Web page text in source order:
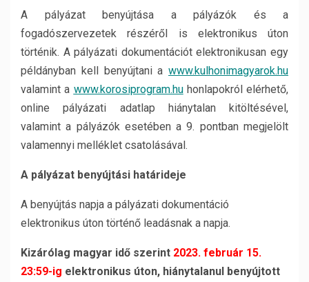
A pályázat benyújtása a pályázók és a
fogadószervezetek részéről is elektronikus úton
történik. A pályázati dokumentációt elektronikusan egy
példányban kell benyújtani a www.kulhonimagyarok.hu
valamint a www.korosiprogram.huhonlapokról elérhető,
online pályázati adatlap hiánytalan kitöltésével,
valamint a pályázók esetében a 9. pontban megjelölt
valamennyi melléklet csatolásával.
A pályázat benyújtási határideje
A benyújtás napja a pályázati dokumentáció
elektronikus úton történő leadásnak a napja.
Kizárólag magyar idő szerint 2023. február 15.
23:59-ig elektronikus úton, hiánytalanul benyújtott